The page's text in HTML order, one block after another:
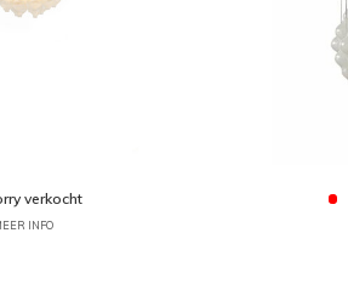
verkocht
INFO